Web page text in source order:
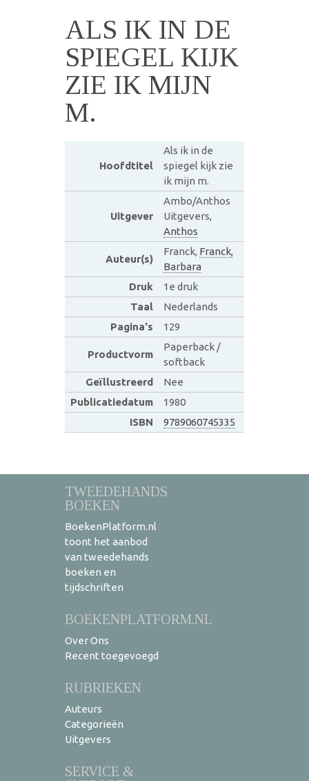
ALS IK IN DE
SPIEGEL KIJK
ZIE IK MIJN
M.
Hoofdtitel
Als ik in de
spiegel kijk zie
ik mijn m.
Uitgever
Ambo/Anthos
Uitgevers,
Anthos
Auteur(s)
Franck, Franck,
Barbara
Druk
1e druk
Taal
Nederlands
Pagina's
129
Productvorm
Paperback /
softback
Geïllustreerd
Nee
Publicatiedatum
1980
ISBN
9789060745335
TWEEDEHANDS
BOEKEN
BoekenPlatform.nl
toont het aanbod
van tweedehands
boeken en
tijdschriften
BOEKENPLATFORM.NL
Over Ons
Recent toegevoegd
RUBRIEKEN
Auteurs
Categorieën
Uitgevers
SERVICE &